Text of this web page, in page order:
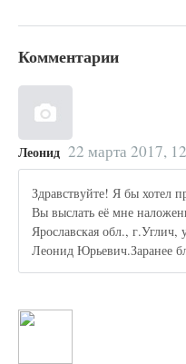
Комментарии
Леонид 22 марта 2017,
Здравствуйте! Я бы хотел
Вы выслать её мне
Ярославская обл., г.Углич,
Леонид Юрьевич.Заранее